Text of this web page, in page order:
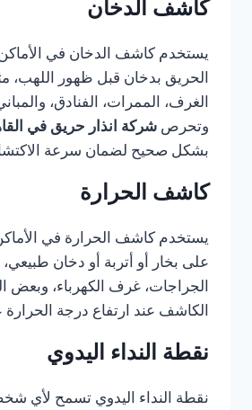
كاشف الدخان
يستخدم كاشف الدخان في الأماكن
الحريق بدخان قبل ظهور اللهب،
الغرف، الممرات، الفنادق،
وتحرص شركة انذار حريق في
بشكل صحيح لضمان سرعة
كاشف الحرارة
يستخدم كاشف الحرارة في
على بخار أو أتربة أو دخان
الجراجات، غرف الكهرباء، وبعض
الكاشف عند ارتفاع درجة
نقطة النداء اليدوي
نقطة النداء اليدوي تسمح لأي